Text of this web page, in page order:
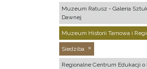
Muzeum Ratusz - Galeria
Dawnej
Muzeum Historii Tarnowa i
Siedziba
Regionalne Centrum Edukacji o